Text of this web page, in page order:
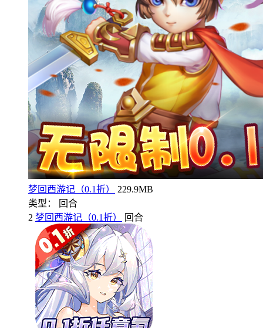
梦回西游记（0.1折）
229.9MB
类型： 回合
2 梦回西游记（0.1折） 回合